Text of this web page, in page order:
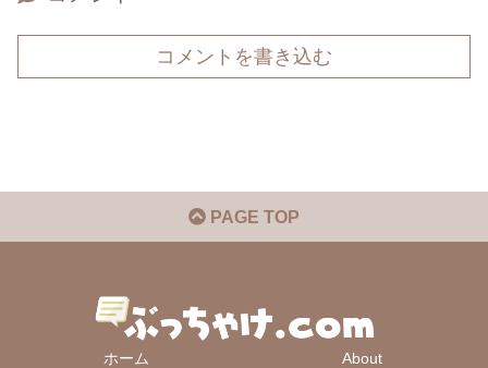
コメントを書き込む
PAGE TOP
ホーム
About